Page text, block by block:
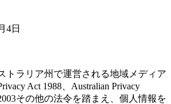
4日
トラリア州で運営される地域メディア
Act 1988、Australian Privacy
その他の法令を踏まえ、個人情報を